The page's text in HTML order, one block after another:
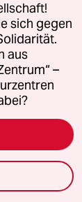
sich gegen
aus
–